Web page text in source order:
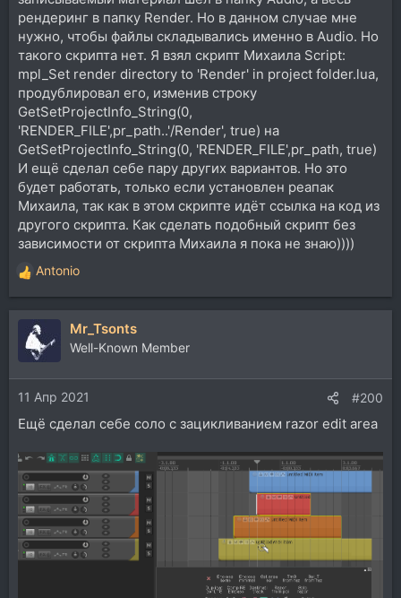
рендеринг в папку Render. Но в данном случае мне
нужно, чтобы файлы складывались именно в Audio. Но
такого скрипта нет. Я взял скрипт Михаила Script:
mpl_Set render directory to 'Render' in project folder.lua,
продублировал его, изменив строку
GetSetProjectInfo_String(0,
'RENDER_FILE',pr_path..'/Render', true) на
GetSetProjectInfo_String(0, 'RENDER_FILE',pr_path, true)
И ещё сделал себе пару других вариантов. Но это
будет работать, только если установлен реапак
Михаила, так как в этом скрипте идёт ссылка на код из
другого скрипта. Как сделать подобный скрипт без
зависимости от скрипта Михаила я пока не знаю))))
Р
е
а
и
и
:
Antonio
Mr_Tsonts
Well-Known Member
11 Апр 2021 #200
Ещё сделал себе соло с зацикливанием razor edit area